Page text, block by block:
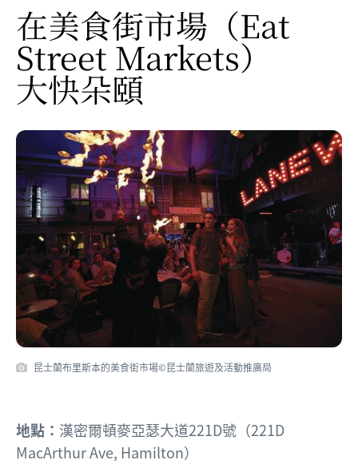
在美食街市場 （Eat
Street Markets）
大快朵頤
昆士蘭布里斯本的美食街市場©昆士蘭旅遊及活動推廣局
地點： 漢密爾頓麥亞瑟大道221D號（221D
MacArthur Ave, Hamilton）